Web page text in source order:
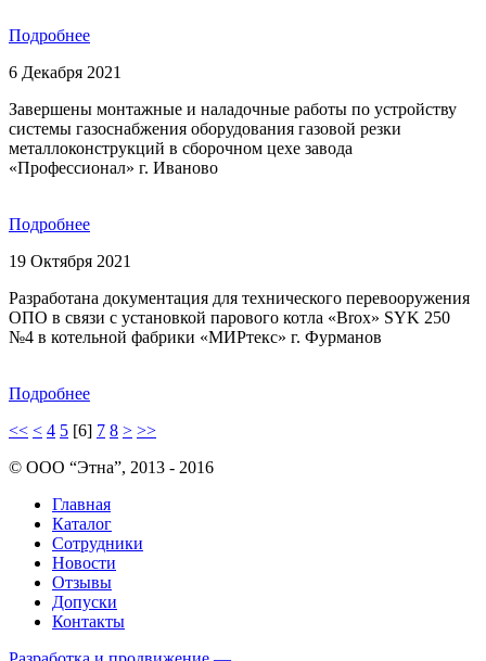
Подробнее
6 Декабря 2021
Завершены монтажные и наладочные работы по устройству
системы газоснабжения оборудования газовой резки
металлоконструкций в сборочном цехе завода
«Профессионал» г. Иваново
Подробнее
19 Октября 2021
Разработана документация для технического перевооружения
ОПО в связи с установкой парового котла «Brox» SYK 250
№4 в котельной фабрики «МИРтекс» г. Фурманов
Подробнее
<< < 4 5 [6] 7 8 > >>
© ООО “Этна”, 2013 - 2016
Главная
Каталог
Сотрудники
Новости
Отзывы
Допуски
Контакты